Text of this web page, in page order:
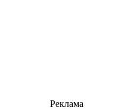
Реклама